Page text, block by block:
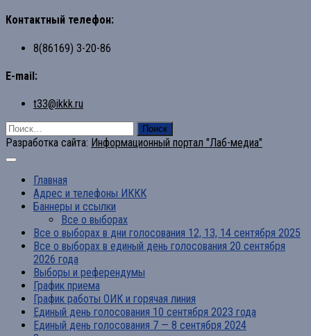
Контактный телефон:
8(86169) 3-20-86
E-mail:
t33@ikkk.ru
Найти:
Разработка сайта: Информационный портал "Лаб-медиа"
Главная
Адрес и телефоны ИККК
Баннеры и ссылки
Все о выборах
Все о выборах в дни голосования 12, 13, 14 сентября 2025
Все о выборах в единый день голосования 20 сентября
2026 года
Выборы и референдумы
График приема
График работы ОИК и горячая линия
Единый день голосования 10 сентября 2023 года
Единый день голосования 7 — 8 сентября 2024